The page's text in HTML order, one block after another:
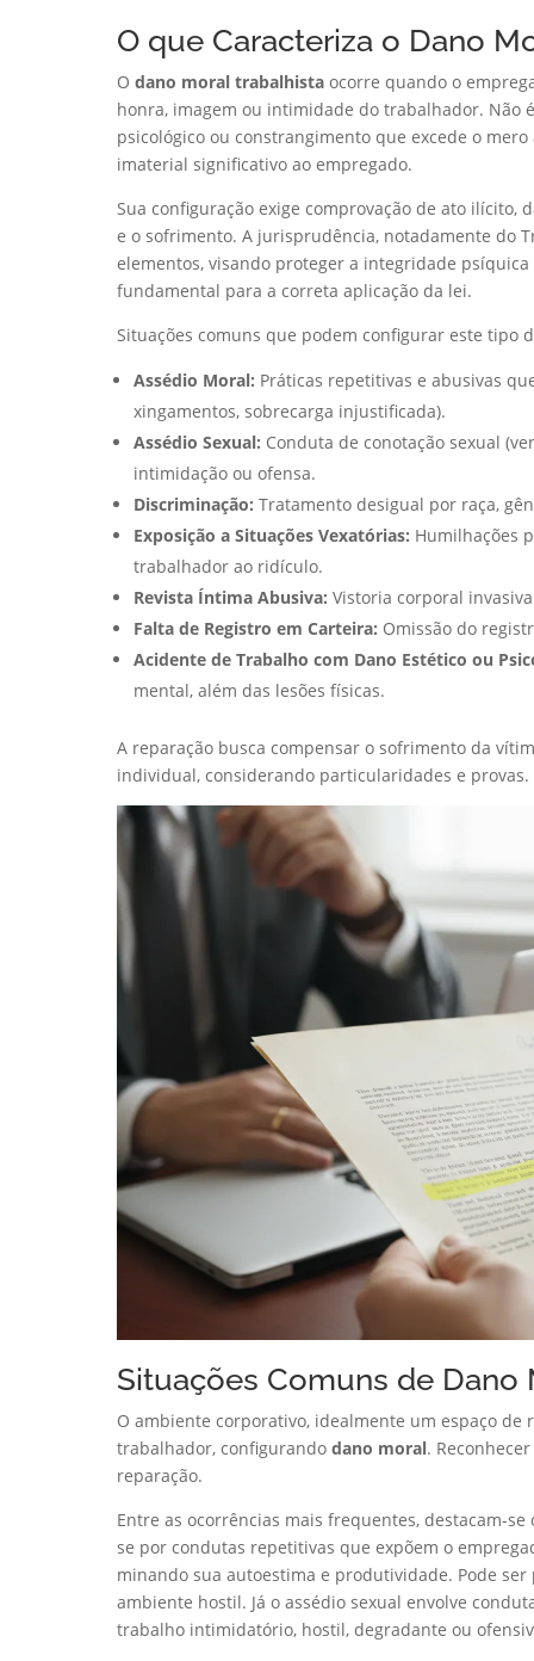
O que Caracteriza o Dano
O dano moral trabalhista ocorre quando o
honra, imagem ou intimidade do trabalhador. Não
psicológico ou constrangimento que excede o
imaterial significativo ao empregado.
Sua configuração exige comprovação de ato
e o sofrimento. A jurisprudência, notadamente do
elementos, visando proteger a integridade
fundamental para a correta aplicação da lei.
Situações comuns que podem configurar este tipo
Assédio Moral: Práticas repetitivas e abusivas
xingamentos, sobrecarga injustificada).
Assédio Sexual: Conduta de conotação sexual
intimidação ou ofensa.
Discriminação: Tratamento desigual por raça,
Exposição a Situações Vexatórias: Humilhações
trabalhador ao ridículo.
Revista Íntima Abusiva: Vistoria corporal
Falta de Registro em Carteira: Omissão do
Acidente de Trabalho com Dano Estético ou
mental, além das lesões físicas.
A reparação busca compensar o sofrimento da
individual, considerando particularidades e provas.
Situações Comuns de
O ambiente corporativo, idealmente um espaço
trabalhador, configurando dano moral.
reparação.
Entre as ocorrências mais frequentes, destacam-
se por condutas repetitivas que expõem o
minando sua autoestima e produtividade. Pode
ambiente hostil. Já o assédio sexual envolve
trabalho intimidatório, hostil, degradante ou